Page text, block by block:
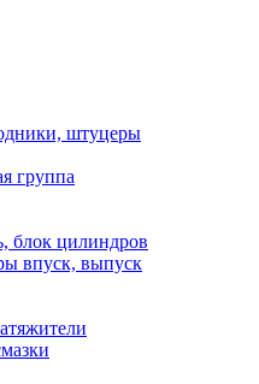
штуцеры
группа
блок цилиндров
впуск, выпуск